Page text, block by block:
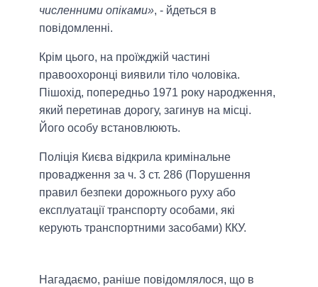
численними опіками», - йдеться в
повідомленні.
Крім цього, на проїжджій частині
правоохоронці виявили тіло чоловіка.
Пішохід, попередньо 1971 року народження,
який перетинав дорогу, загинув на місці.
Його особу встановлюють.
Поліція Києва відкрила кримінальне
провадження за ч. 3 ст. 286 (Порушення
правил безпеки дорожнього руху або
експлуатації транспорту особами, які
керують транспортними засобами) ККУ.
Нагадаємо, раніше повідомлялося, що в